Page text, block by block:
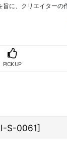
旨に、クリエイター
PICK UP
S-0061]